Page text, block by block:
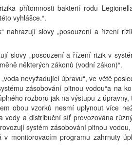
přítomnosti bakterií rodu
vyhlášce.“.
slovy „posouzení a řízení
slovy „posouzení a řízení rizik v
některých zákonů (vodní zákon)“.
nevyžadující úpravu“, ve větě
zásobování pitnou vodou“a na
rozboru jak na výstupu z úpravny,
obou vzorků nesmí uplynout více
a distribuční síť provozována
systém zásobování pitnou
monitorovacím programu zahrnuty